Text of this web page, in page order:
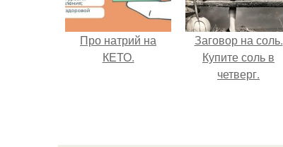
Про натрий на
КЕТО.
Заговор на соль.
Купите соль в
четверг.